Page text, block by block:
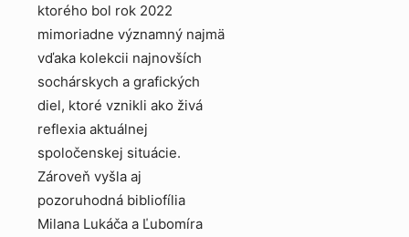
ktorého bol rok 2022
mimoriadne významný najmä
vďaka kolekcii najnovších
sochárskych a grafických
diel, ktoré vznikli ako živá
reflexia aktuálnej
spoločenskej situácie.
Zároveň vyšla aj
pozoruhodná bibliofília
Milana Lukáča a Ľubomíra